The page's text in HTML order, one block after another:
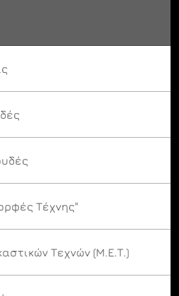
Τέχνης"
Τεχνών (Μ.Ε.Τ.)